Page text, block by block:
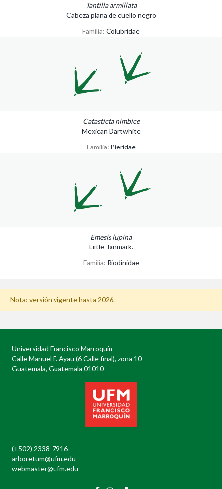
Tantilla armillata
Cabeza plana de cuello negro
Familia: Colubridae
Catasticta nimbice
Mexican Dartwhite
Familia: Pieridae
Emesis lupina
Liitle Tanmark.
Familia: Riodinidae
Nota: versión vigente hasta 2026.
Universidad Francisco Marroquín
Calle Manuel F. Ayau (6 Calle final), zona 10
Guatemala, Guatemala 01010
(+502) 2338-7916
arboretum@ufm.edu
webmaster@ufm.edu